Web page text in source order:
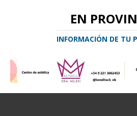
EN
INFORMACIÓN DE TU